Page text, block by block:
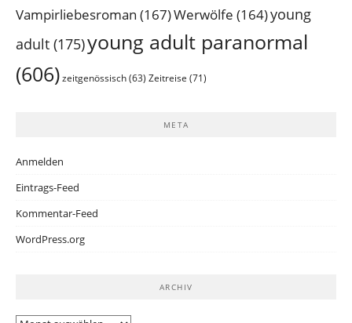
Vampirliebesroman (167)Werwölfe (164)young
adult (175)young adult paranormal
(606) zeitgenössisch (63) Zeitreise (71)
META
Anmelden
Eintrags-Feed
Kommentar-Feed
WordPress.org
ARCHIV